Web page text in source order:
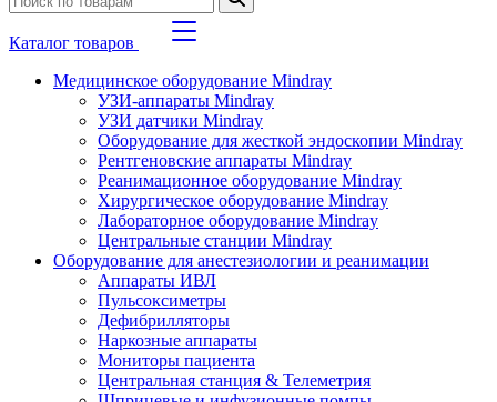
Каталог товаров
Медицинское оборудование Mindray
УЗИ-аппараты Mindray
УЗИ датчики Mindray
Оборудование для жесткой эндоскопии Mindray
Рентгеновские аппараты Mindray
Реанимационное оборудование Mindray
Хирургическое оборудование Mindray
Лабораторное оборудование Mindray
Центральные станции Mindray
Оборудование для анестезиологии и реанимации
Аппараты ИВЛ
Пульсоксиметры
Дефибрилляторы
Наркозные аппараты
Мониторы пациента
Центральная станция & Телеметрия